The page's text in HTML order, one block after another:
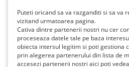
Puteti oricand sa va razganditi si sa va
vizitand urmatoarea pagina.
Cativa dintre partenerii nostri nu cer
proceseaza datele tale pe baza
obiecta intersul legitim si poti gestiona
prin alegerea partenerului din lista de
accesezi partenerii nostri aici poti